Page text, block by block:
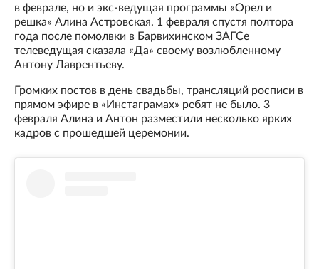
в феврале, но и экс-ведущая программы «Орел и
решка» Алина Астровская. 1 февраля спустя полтора
года после помолвки в Барвихинском ЗАГСе
телеведущая сказала «Да» своему возлюбленному
Антону Лаврентьеву.
Громких постов в день свадьбы, трансляций росписи в
прямом эфире в «Инстаграмах» ребят не было. 3
февраля Алина и Антон разместили несколько ярких
кадров с прошедшей церемонии.